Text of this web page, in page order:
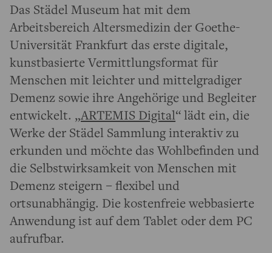
Das Städel Museum hat mit dem
Arbeitsbereich Altersmedizin der Goethe-
Universität Frankfurt das erste digitale,
kunstbasierte Vermittlungsformat für
Menschen mit leichter und mittelgradiger
Demenz sowie ihre Angehörige und Begleiter
entwickelt. „ARTEMIS Digital“ lädt ein, die
Werke der Städel Sammlung interaktiv zu
erkunden und möchte das Wohlbefinden und
die Selbstwirksamkeit von Menschen mit
Demenz steigern – flexibel und
ortsunabhängig. Die kostenfreie webbasierte
Anwendung ist auf dem Tablet oder dem PC
aufrufbar.